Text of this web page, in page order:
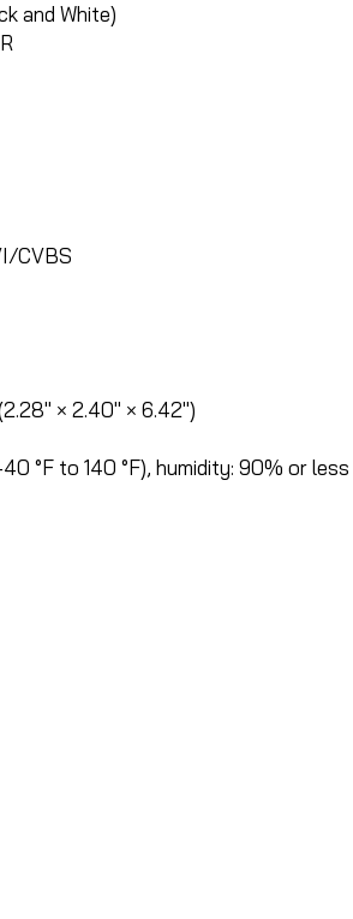
and White)
CVBS
× 2.40″ × 6.42″)
40 °F to 140 °F), humidity: 90% or